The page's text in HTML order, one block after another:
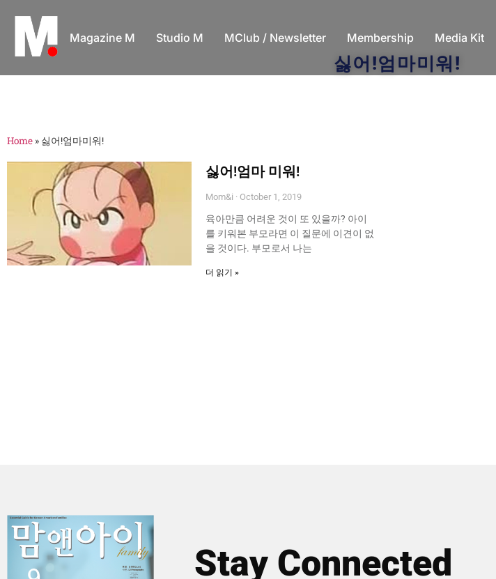
Magazine M Studio M MClub / Newsletter Membership Media Kit
싫어!엄마미워!
Home » 싫어!엄마미워!
싫어!엄마 미워!
Mom&i October 1, 2019
육아만큼 어려운 것이 또 있을까? 아이
를 키워본 부모라면 이 질문에 이견이 없
을 것이다. 부모로서 나는
더 읽기 »
Stay Connected